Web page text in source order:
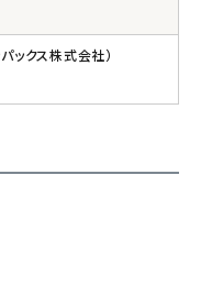
ックス株式会社）